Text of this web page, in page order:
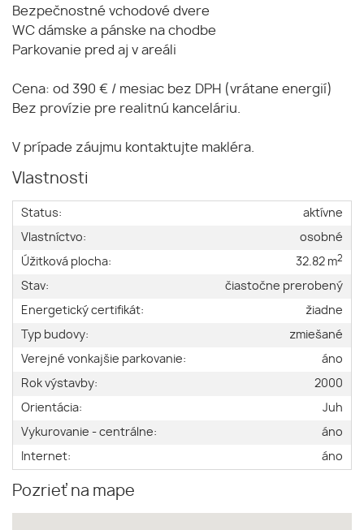
Bezpečnostné vchodové dvere
WC dámske a pánske na chodbe
Parkovanie pred aj v areáli
Cena: od 390 € / mesiac bez DPH (vrátane energií)
Bez provízie pre realitnú kanceláriu.
V prípade záujmu kontaktujte makléra.
Vlastnosti
Status:
aktívne
Vlastníctvo:
osobné
Úžitková plocha:
32.82 m2
Stav:
čiastočne prerobený
Energetický certifikát:
žiadne
Typ budovy:
zmiešané
Verejné vonkajšie parkovanie:
áno
Rok výstavby:
2000
Orientácia:
Juh
Vykurovanie - centrálne:
áno
Internet:
áno
Pozrieť na mape